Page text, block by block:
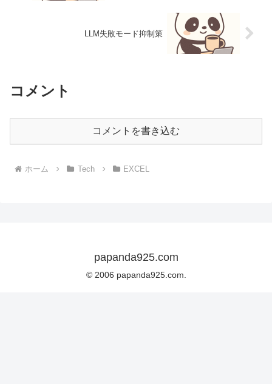
LLM失敗モード抑制策
コメント
コメントを書き込む
ホーム Tech EXCEL
papanda925.com
© 2006 papanda925.com.